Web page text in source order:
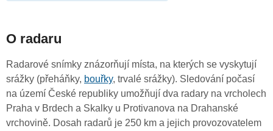
O radaru
Radarové snímky znázorňují místa, na kterých se vyskytují
srážky (přeháňky, bouřky, trvalé srážky). Sledování počasí
na území České republiky umožňují dva radary na vrcholech
Praha v Brdech a Skalky u Protivanova na Drahanské
vrchovině. Dosah radarů je 250 km a jejich provozovatelem